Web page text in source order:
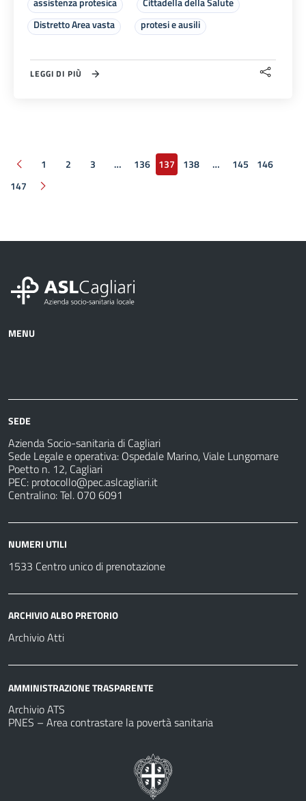
Distretto Area vasta
protesi e ausili
LEGGI DI PIÙ
Pagina precedente
1 2 3 … 136 137 138 … 145
146
147
Pagina successiva
MENU
strutture
per
SEDE
Azienda Socio-sanitaria di Cagliari
Sede Legale e operativa: Ospedale Marino, Viale Lungomare
Poetto n. 12, Cagliari
PEC: protocollo@pec.aslcagliari.it
Centralino: Tel. 070 6091
NUMERI UTILI
1533 Centro unico di prenotazione
ARCHIVIO ALBO PRETORIO
Archivio Atti
AMMINISTRAZIONE TRASPARENTE
Archivio ATS
PNES – Area contrastare la povertà sanitaria